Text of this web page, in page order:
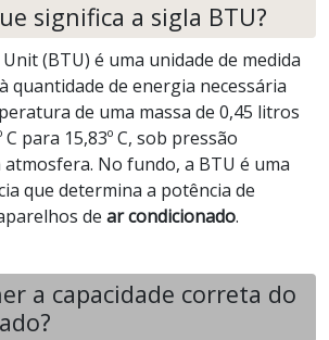
significa a sigla BTU?
(BTU) é uma unidade de medida
quantidade de energia necessária
de uma massa de 0,45 litros
C para 15,83º C, sob pressão
No fundo, a BTU é uma
que determina a potência de
de ar condicionado.
a capacidade correta do